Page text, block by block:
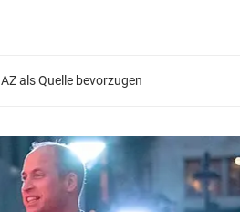
AZ als Quelle bevorzugen